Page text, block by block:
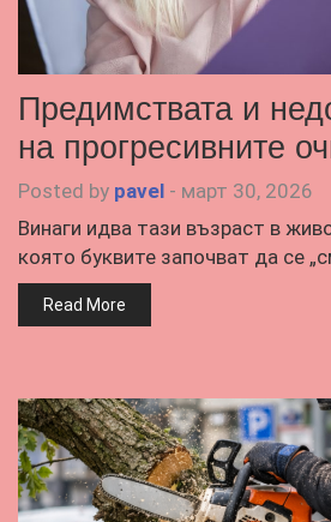
Предимствата и
на прогресивните
Posted by pavel - март 30, 2026
Винаги идва тази възраст в
която буквите започват да се
Read More